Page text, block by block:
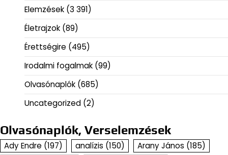
Elemzések (3 391)
Életrajzok (89)
Érettségire (495)
Irodalmi fogalmak (99)
Olvasónaplók (685)
Uncategorized (2)
Olvasónaplók, Verselemzések
Ady Endre (197) analízis (150) Arany János (185)